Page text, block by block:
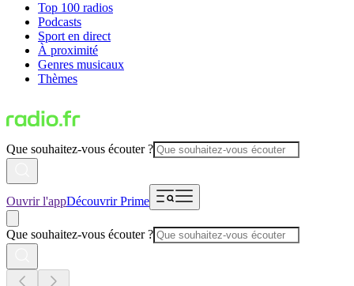
Top 100 radios
Podcasts
Sport en direct
À proximité
Genres musicaux
Thèmes
Que souhaitez-vous écouter ?
Ouvrir l'appDécouvrir Prime
Que souhaitez-vous écouter ?